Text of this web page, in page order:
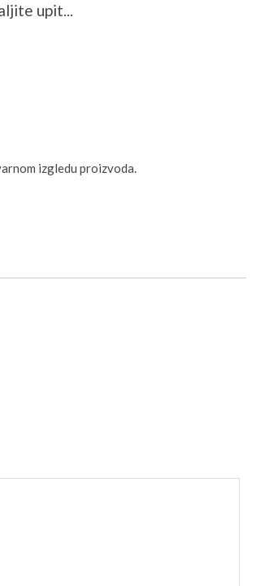
upit...
izgledu proizvoda.